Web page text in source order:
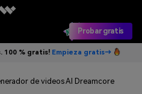
Probar gratis
100 % gratis! Empieza gratis→
de videos AI Dreamcore